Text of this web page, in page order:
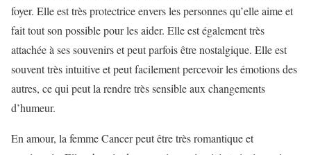
foyer. Elle est très protectrice envers les personnes qu’elle aime et
fait tout son possible pour les aider. Elle est également très
attachée à ses souvenirs et peut parfois être nostalgique. Elle est
souvent très intuitive et peut facilement percevoir les émotions des
autres, ce qui peut la rendre très sensible aux changements
d’humeur.
En amour, la femme Cancer peut être très romantique et